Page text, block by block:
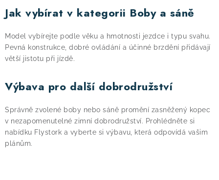
v
l
á
d
a
í
r
v
k
y
Jak vybírat v kategorii Boby a sáně
Model vybírejte podle věku a hmotnosti jezdce i typu svahu.
Pevná konstrukce, dobré ovládání a účinné brzdění přidávají
větší jistotu při jízdě.
Výbava pro další dobrodružství
Správně zvolené boby nebo sáně promění zasněžený kopec
v nezapomenutelné zimní dobrodružství. Prohlédněte si
nabídku Flystork a vyberte si výbavu, která odpovídá vašim
plánům.